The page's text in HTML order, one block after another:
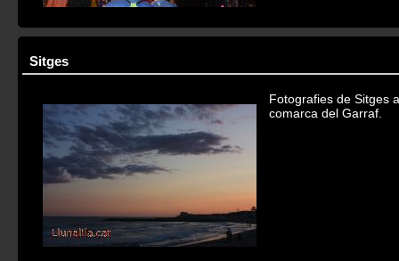
Sitges
Fotografies de Sitges
comarca del Garraf.